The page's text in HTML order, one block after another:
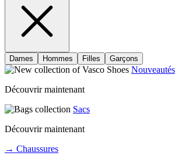
Dames Hommes Filles Garçons
Nouveautés
Découvrir maintenant
Sacs
Découvrir maintenant
→ Chaussures